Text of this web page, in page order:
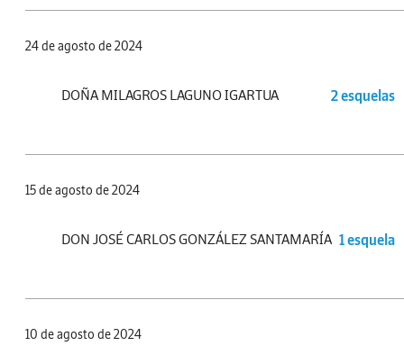
24 de agosto de 2024
DOÑA MILAGROS LAGUNO IGARTUA 2 esquelas
15 de agosto de 2024
DON JOSÉ CARLOS GONZÁLEZ SANTAMARÍA 1 esquela
10 de agosto de 2024